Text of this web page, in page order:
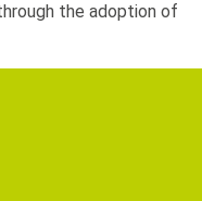
the adoption of